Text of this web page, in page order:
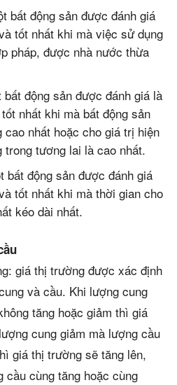
bất động sản được đánh giá
tốt nhất khi mà việc sử dụng
pháp, được nhà nước thừa
động sản được đánh giá là
nhất khi mà bất động sản
cao nhất hoặc cho giá trị hiện
trong tương lai là cao nhất.
bất động sản được đánh giá
tốt nhất khi mà thời gian cho
kéo dài nhất.
giá thị trường được xác định
và cầu. Khi lượng cung
tăng hoặc giảm thì giá
cung giảm mà lượng cầu
giá thị trường sẽ tăng lên,
cùng tăng hoặc cùng